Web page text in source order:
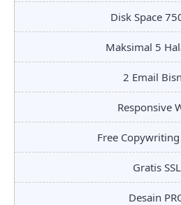
Disk Space
Maksimal 5
2 Email
Responsive
Free
Gratis SSL
Desain